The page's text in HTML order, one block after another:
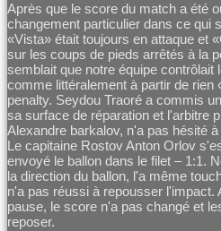
Après que le score du match a été
changement particulier dans ce qui
«Vista» était toujours en attaque et
sur les coups de pieds arrêtés à la
semblait que notre équipe contrôlait
comme littéralement à partir de rien
penalty. Seydou Traoré a commis
sa surface de réparation et l'arbitre
Alexandre barkalov, n'a pas hésité
Le capitaine Rostov Anton Orlov
envoyé le ballon dans le filet – 1:1.
la direction du ballon, l'a même
n'a pas réussi à repousser l'impact.
pause, le score n'a pas changé et
reposer.